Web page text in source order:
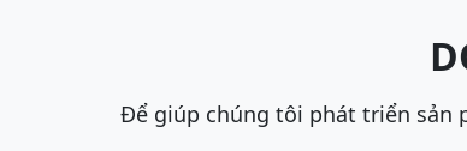
Để giúp chúng tôi phát triển sản